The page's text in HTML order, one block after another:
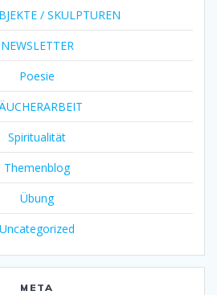
/ SKULPTUREN
NEWSLETTER
Poesie
Spiritualität
Themenblog
Übung
Uncategorized
META